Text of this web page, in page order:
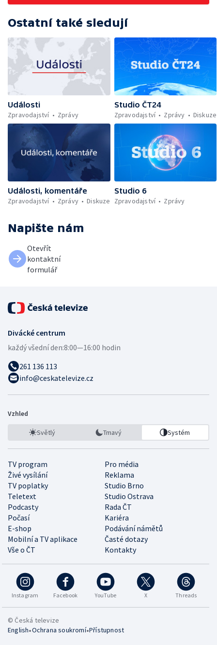
Ostatní také sledují
Události
Zpravodajství
Zprávy
Studio ČT24
Zpravodajství
Zprávy Diskuze
Události, komentáře
Zpravodajství
Zprávy Diskuze
Studio 6
Zpravodajství
Zprávy
Napište nám
Otevřít
kontaktní
formulář
Divácké centrum
každý všední den:8:00—16:00 hodin
261 136 113
info@ceskatelevize.cz
Vzhled
Světlý Tmavý Systém
TV program
Pro média
Živé vysílání
Reklama
TV poplatky
Studio Brno
Teletext
Studio Ostrava
Podcasty
Rada ČT
Počasí
Kariéra
E-shop
Podávání námětů
Mobilní a TV aplikace
Časté dotazy
Vše o ČT
Kontakty
Instagram Facebook YouTube X Threads
© Česká televize
English•Ochrana soukromí•Přístupnost